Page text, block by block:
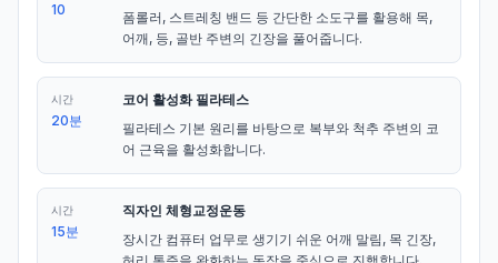
10
폼롤러, 스트레칭 밴드 등 간단한 소도구를 활용해 목,
어깨, 등, 골반 주변의 긴장을 풀어줍니다.
시간
20분
코어 활성화 필라테스
필라테스 기본 원리를 바탕으로 복부와 척추 주변의 코
어 근육을 활성화합니다.
시간
15분
직자인 체형교정운동
장시간 컴퓨터 업무로 생기기 쉬운 어깨 말림, 목 긴장,